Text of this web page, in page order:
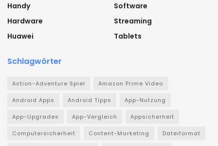
Handy
Hardware
Huawei
Software
Streaming
Tablets
Schlagwörter
Action-Adventure Spiel Amazon Prime Video
Android Apps Android Tipps App-Nutzung
App-Upgrades App-Vergleich Appsicherheit
Computersicherheit Content-Marketing Dateiformat